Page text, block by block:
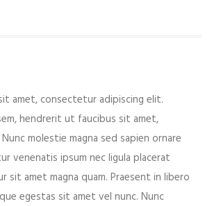
amet, consectetur adipiscing elit.
hendrerit ut faucibus sit amet,
molestie magna sed sapien ornare
venenatis ipsum nec ligula placerat
sit amet magna quam. Praesent in libero
egestas sit amet vel nunc. Nunc